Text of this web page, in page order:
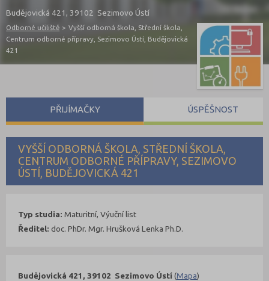
Budějovická 421, 39102 Sezimovo Ústí
Odborné učiliště > Vyšší odborná škola, Střední škola,
Centrum odborné přípravy, Sezimovo Ústí, Budějovická
421
VYŠŠÍ ODBORNÁ ŠKOLA, STŘEDNÍ ŠKOLA,
CENTRUM ODBORNÉ PŘÍPRAVY, SEZIMOVO
ÚSTÍ, BUDĚJOVICKÁ 421
Budějovická 421, 39102 Sezimovo Ústí(Mapa)
Typ studia: Maturitní, Výuční list
Ředitel: doc. PhDr. Mgr. Hrušková Lenka Ph.D.
PŘIJÍMAČKY ÚSPĚŠNOST